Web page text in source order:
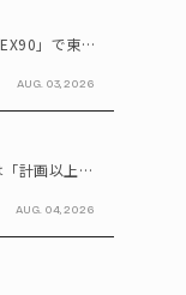
ボルボの新型「EX90」で東京～日光を往復! いろは坂も余裕な大型EVの実力とは
AUG. 03, 2026
新型「CX-5」は「計画以上」の売れ行き? マツダ決算会見で判明したこと
AUG. 04, 2026